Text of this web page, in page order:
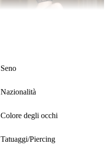
Alcuni contenuti non si
Richiedi accesso
Seno
Nazionalità
Colore degli occhi
Tatuaggi/Piercing